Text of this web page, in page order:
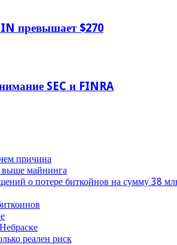
превышает $270
SEC и FINRA
причина
выше майнинга
о потере биткойнов на сумму 38
реален риск